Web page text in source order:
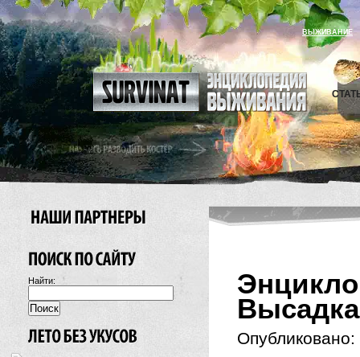
ВЫЖИВАНИЕ
Найти:
Опубликовано: